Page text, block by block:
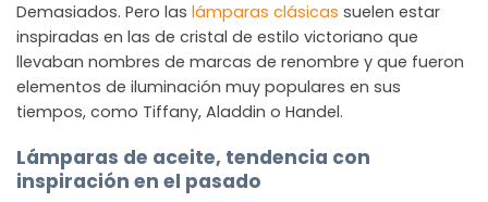
Demasiados. Pero las lámparas clásicas suelen estar
inspiradas en las de cristal de estilo victoriano que
llevaban nombres de marcas de renombre y que fueron
elementos de iluminación muy populares en sus
tiempos, como Tiffany, Aladdin o Handel.
Lámparas de aceite, tendencia con
inspiración en el pasado